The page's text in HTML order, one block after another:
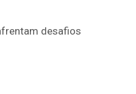
desafios